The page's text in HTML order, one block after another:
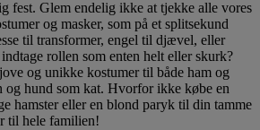
fest. Glem endelig ikke at tjekke alle vores
og masker, som på et splitsekund
til transformer, engel til djævel, eller
rollen som enten helt eller skurk?
og unikke kostumer til både ham og
og hund som kat. Hvorfor ikke købe en
hamster eller en blond paryk til din tamme
til hele familien!